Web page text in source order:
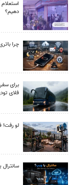
دهیم؟
چرا باتری
برای
فلای
لو رفت!
سانترال